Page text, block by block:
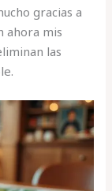
gracias a
ahora mis
las